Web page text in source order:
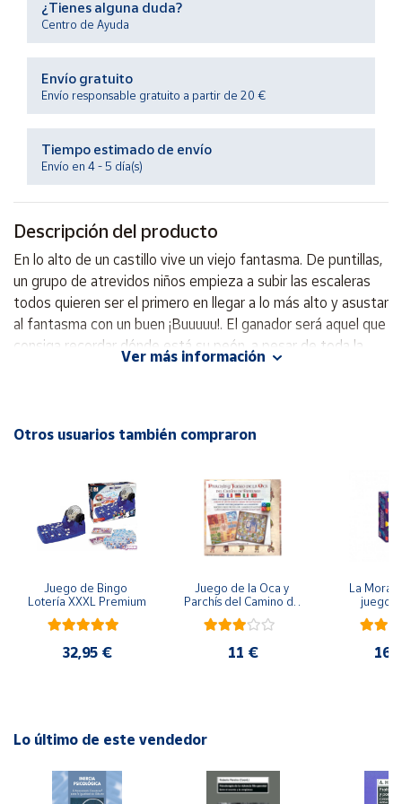
Productos
Solidarios
Ayuda
Centro
de ayuda
Contacto
Vendedores
Mapa de
vendedores
Hazte
vendedor
Cuenta
Península
Baleares
¿Tienes alguna duda?
Centro de Ayuda
Envío gratuito
Envío responsable gratuito a partir de 20 €
Tiempo estimado de envío
Envío en 4 - 5 día(s)
Descripción del producto
En lo alto de un castillo vive un viejo fantasma. De puntillas,
un grupo de atrevidos niños empieza a subir las escaleras
todos quieren ser el primero en llegar a lo más alto y asustar
al fantasma con un buen ¡Buuuuu!. El ganador será aquel que
consiga recordar dónde está su peón, a pesar de toda la
confusión, y llegar al último peldaño con su fantasma.
EAN: 8436017221275
No recomendable para niños menores de 3 años. Contiene
piezas pequeñas. Peligro de asfixia
Ver más información
Otros usuarios también compraron
Juego de Bingo
Lotería XXXL Premium
32,95 €
Juego de la Oca y
Parchís del Camino de
Santiago
11 €
La
juego
Lo último de este vendedor